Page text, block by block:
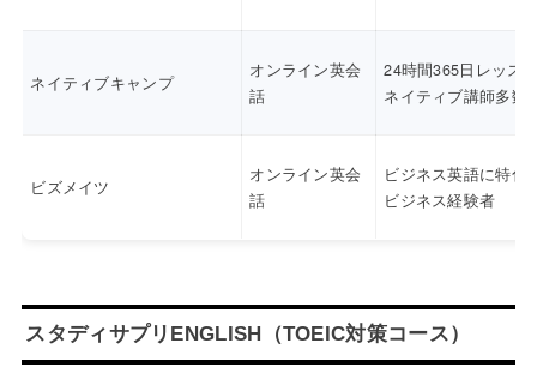
ネイティブキャンプ
オンライン英会
話
24時間365日レッス
ネイティブ講師多数
ビズメイツ
オンライン英会
話
ビジネス英語に特化
ビジネス経験者
スタディサプリENGLISH（TOEIC対策コース）